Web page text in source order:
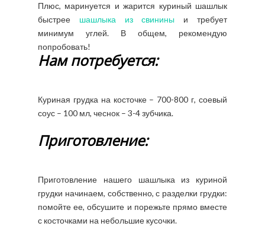
Плюс, маринуется и жарится куриный шашлык
быстрее шашлыка из свинины и требует
минимум углей. В общем, рекомендую
попробовать!
Нам потребуется:
Куриная грудка на косточке – 700-800 г, соевый
соус – 100 мл, чеснок – 3-4 зубчика.
Приготовление:
Приготовление нашего шашлыка из куриной
грудки начинаем, собственно, с разделки грудки:
помойте ее, обсушите и порежьте прямо вместе
с косточками на небольшие кусочки.